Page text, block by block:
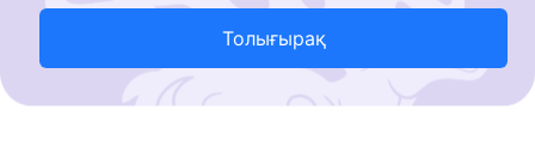
Толығырақ